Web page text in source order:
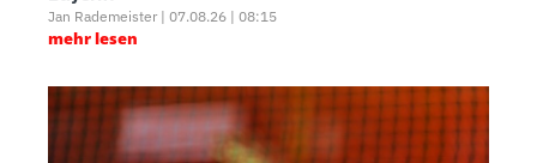
Jan Rademeister | 07.08.26 | 08:15
mehr lesen